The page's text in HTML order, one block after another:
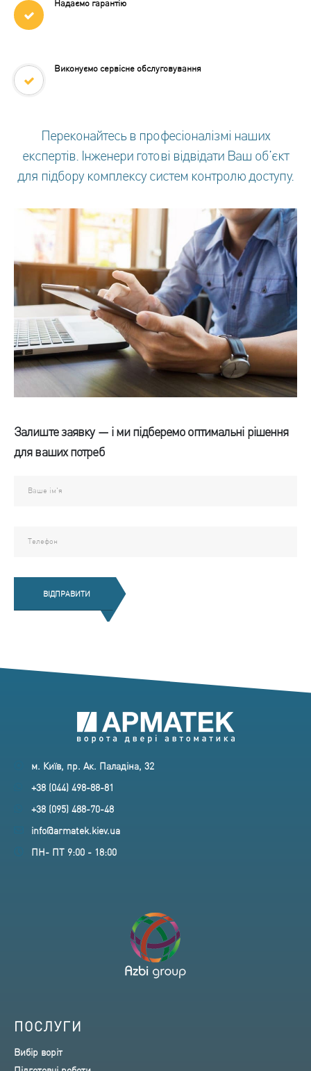
Надаємо гарантію
Виконуємо сервісне обслуговування
Переконайтесь в професіоналізмі наших
експертів. Інженери готові відвідати Ваш об’єкт
для підбору комплексу систем контролю доступу.
Залиште заявку — і ми підберемо оптимальні рішення
для ваших потреб
ВІДПРАВИТИ
м. Київ, пр. Ак. Паладіна, 32
+38 (044) 498-88-81
+38 (095) 488-70-48
info@armatek.kiev.ua
ПН- ПТ 9:00 - 18:00
ПОСЛУГИ
Вибір воріт